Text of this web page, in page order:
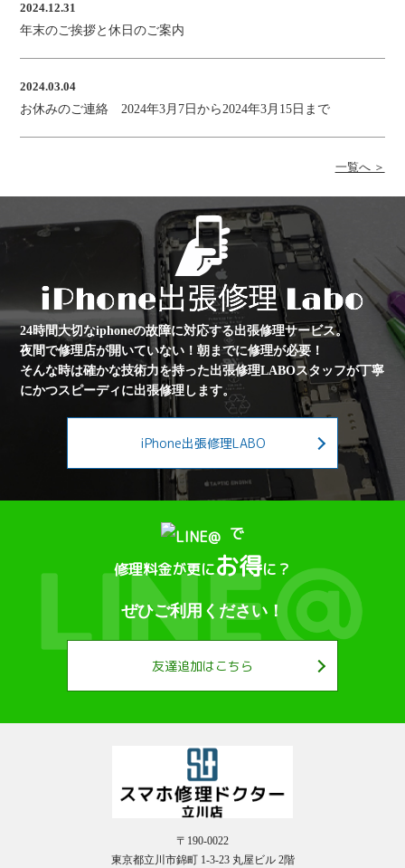
2024.12.31
年末のご挨拶と休日のご案内
2024.03.04
お休みのご連絡 2024年3月7日から2024年3月15日まで
一覧へ ＞
24時間大切なiphoneの故障に対応する出張修理サービス。
夜間で修理店が開いていない！朝までに修理が必要！
そんな時は確かな技術力を持った出張修理LABOスタッフが丁寧
にかつスピーディに出張修理します。
iPhone出張修理LABO
で
修理料金が更にお得に？
ぜひご利用ください！
友達追加はこちら
〒190-0022
東京都立川市錦町 1-3-23 丸屋ビル 2階